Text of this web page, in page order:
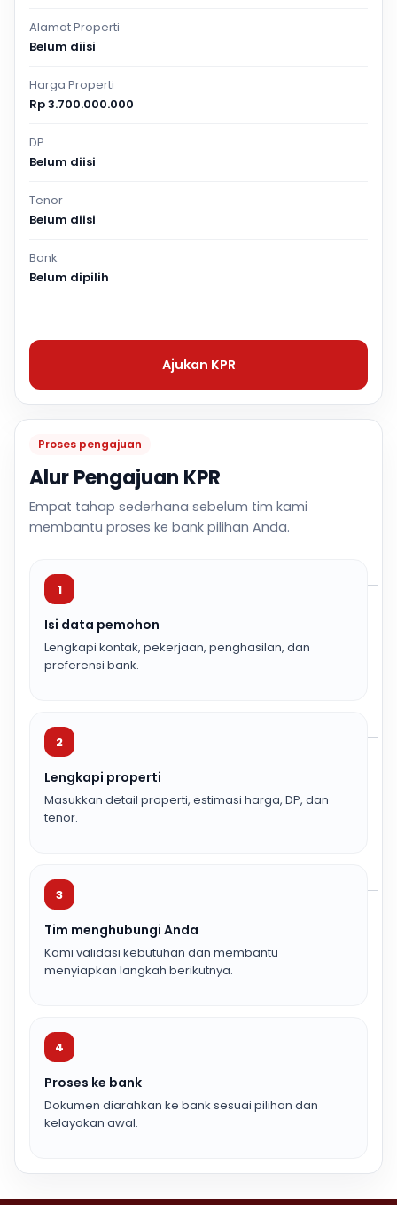
Proses pengajuan
Alur Pengajuan KPR
Empat tahap sederhana sebelum tim kami
membantu proses ke bank pilihan Anda.
1
Isi data pemohon
Lengkapi kontak, pekerjaan, penghasilan, dan
preferensi bank.
2
Lengkapi properti
Masukkan detail properti, estimasi harga, DP, dan
tenor.
3
Tim menghubungi Anda
Kami validasi kebutuhan dan membantu
menyiapkan langkah berikutnya.
4
Proses ke bank
Dokumen diarahkan ke bank sesuai pilihan dan
kelayakan awal.
Alamat Properti
Belum diisi
Harga Properti
Rp 3.700.000.000
DP
Belum diisi
Tenor
Belum diisi
Bank
Belum dipilih
Ajukan KPR